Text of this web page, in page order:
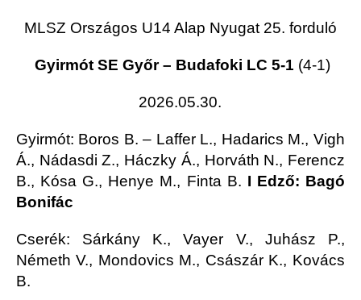
MLSZ Országos U14 Alap Nyugat 25. forduló
Gyirmót SE Győr – Budafoki LC 5-1 (4-1)
2026.05.30.
Gyirmót: Boros B. – Laffer L., Hadarics M., Vigh
Á., Nádasdi Z., Háczky Á., Horváth N., Ferencz
B., Kósa G., Henye M., Finta B. I Edző: Bagó
Bonifác
Cserék: Sárkány K., Vayer V., Juhász P.,
Németh V., Mondovics M., Császár K., Kovács
B.